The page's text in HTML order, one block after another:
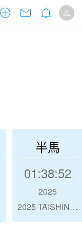
半馬
01:38:52
2025
2025 TAISHIN WOMEN RUN TAIPEI